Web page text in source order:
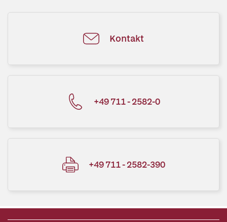
Kontakt
+49 711 - 2582-0
+49 711 - 2582-390